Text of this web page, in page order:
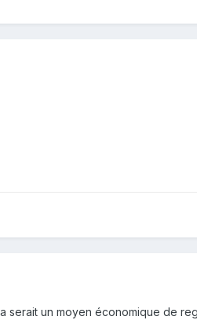
serait un moyen économique de